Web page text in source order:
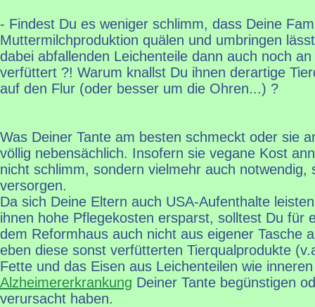
- Findest Du es weniger schlimm, dass Deine
Muttermilchproduktion quälen und umbringen
dabei abfallenden Leichenteile dann auch noch an
verfüttert ?! Warum knallst Du ihnen derartige
auf den Flur (oder besser um die Ohren...) ?
Was Deiner Tante am besten schmeckt oder sie
völlig nebensächlich. Insofern sie vegane Kost
nicht schlimm, sondern vielmehr auch notwendig,
versorgen.
Da sich Deine Eltern auch USA-Aufenthalte
ihnen hohe Pflegekosten ersparst, solltest Du für
dem Reformhaus auch nicht aus eigener Tasche
eben diese sonst verfütterten Tierqualprodukte
Fette und das Eisen aus Leichenteilen wie
Alzheimererkrankung Deiner Tante begünstigen
verursacht haben.